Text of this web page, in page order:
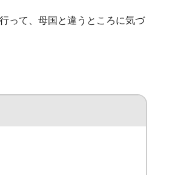
って、母国と違うところに気づ